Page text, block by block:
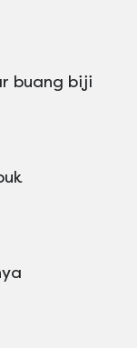
buang biji